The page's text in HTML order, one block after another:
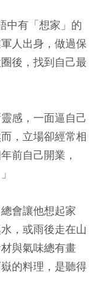
中有「想家」的
人出身，做過保
後，找到自己最
感，一面逼自己
，立場卻經常相
前自己開業，
會讓他想起家
，或雨後走在山
與氣味總有畫
的料理，是聽得